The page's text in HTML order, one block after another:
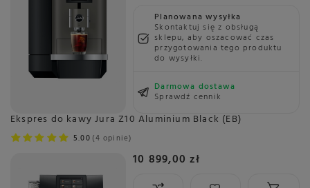
Planowana wysyłka
Skontaktuj się z obsługą
sklepu, aby oszacować czas
przygotowania tego produktu
do wysyłki.
Darmowa dostawa
Sprawdź cennik
Ekspres do kawy Jura Z10 Aluminium Black (EB)
5.00 4 opinie
10 899,00 zł